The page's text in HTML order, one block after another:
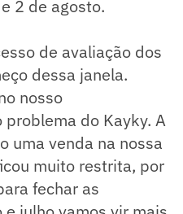
2 de agosto.
de avaliação dos
dessa janela.
nosso
do Kayky. A
uma venda na nossa
muito restrita, por
fechar as